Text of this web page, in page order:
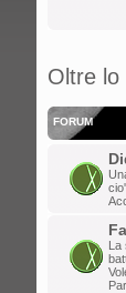
Oltre lo
FORUM
La